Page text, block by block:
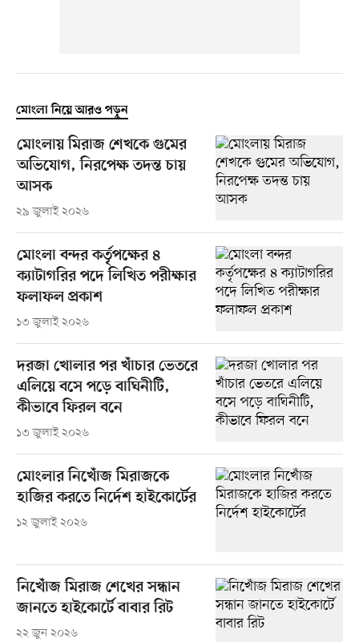
মোংলা নিয়ে আরও পড়ুন
মোংলায় মিরাজ শেখকে গুমের
অভিযোগ, নিরপেক্ষ তদন্ত চায়
আসক
২৯ জুলাই ২০২৬
মোংলা বন্দর কর্তৃপক্ষের ৪
ক্যাটাগরির পদে লিখিত পরীক্ষার
ফলাফল প্রকাশ
১৩ জুলাই ২০২৬
দরজা খোলার পর খাঁচার ভেতরে
এলিয়ে বসে পড়ে বাঘিনীটি,
কীভাবে ফিরল বনে
১৩ জুলাই ২০২৬
মোংলার নিখোঁজ মিরাজকে
হাজির করতে নির্দেশ হাইকোর্টের
১২ জুলাই ২০২৬
নিখোঁজ মিরাজ শেখের সন্ধান
জানতে হাইকোর্টে বাবার রিট
২২ জুন ২০২৬